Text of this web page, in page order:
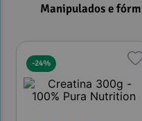
Manipulados e
-24%